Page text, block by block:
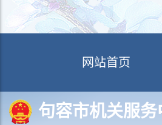
网站首页
句容市机关服务